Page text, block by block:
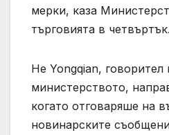
мерки, каза
търговията в четвъртък.
He Yongqian, говорител
министерството,
когато отговаряше на
новинарските